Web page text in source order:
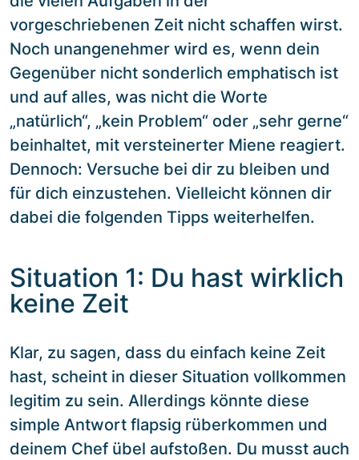
vorgeschriebenen Zeit nicht schaffen wirst.
Noch unangenehmer wird es, wenn dein
Gegenüber nicht sonderlich emphatisch ist
und auf alles, was nicht die Worte
„natürlich“, „kein Problem“ oder „sehr gerne“
beinhaltet, mit versteinerter Miene reagiert.
Dennoch: Versuche bei dir zu bleiben und
für dich einzustehen. Vielleicht können dir
dabei die folgenden Tipps weiterhelfen.
Situation 1: Du hast wirklich
keine Zeit
Klar, zu sagen, dass du einfach keine Zeit
hast, scheint in dieser Situation vollkommen
legitim zu sein. Allerdings könnte diese
simple Antwort flapsig rüberkommen und
deinem Chef übel aufstoßen. Du musst auch